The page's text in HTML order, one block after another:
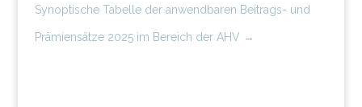
Synoptische Tabelle der anwendbaren Beitrags- und
Prämiensätze 2025 im Bereich der AHV →